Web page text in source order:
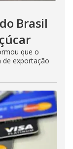
Brasil
que o
de exportação